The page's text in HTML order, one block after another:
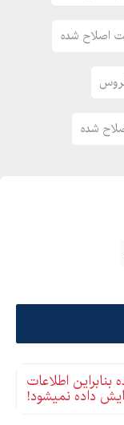
اصلاح شده
شده
اطلاعات
داده نمیشود!